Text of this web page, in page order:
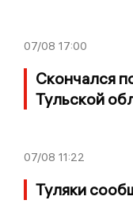
07/08 17:00
Скончался
Тульской
07/08 11:22
Туляки